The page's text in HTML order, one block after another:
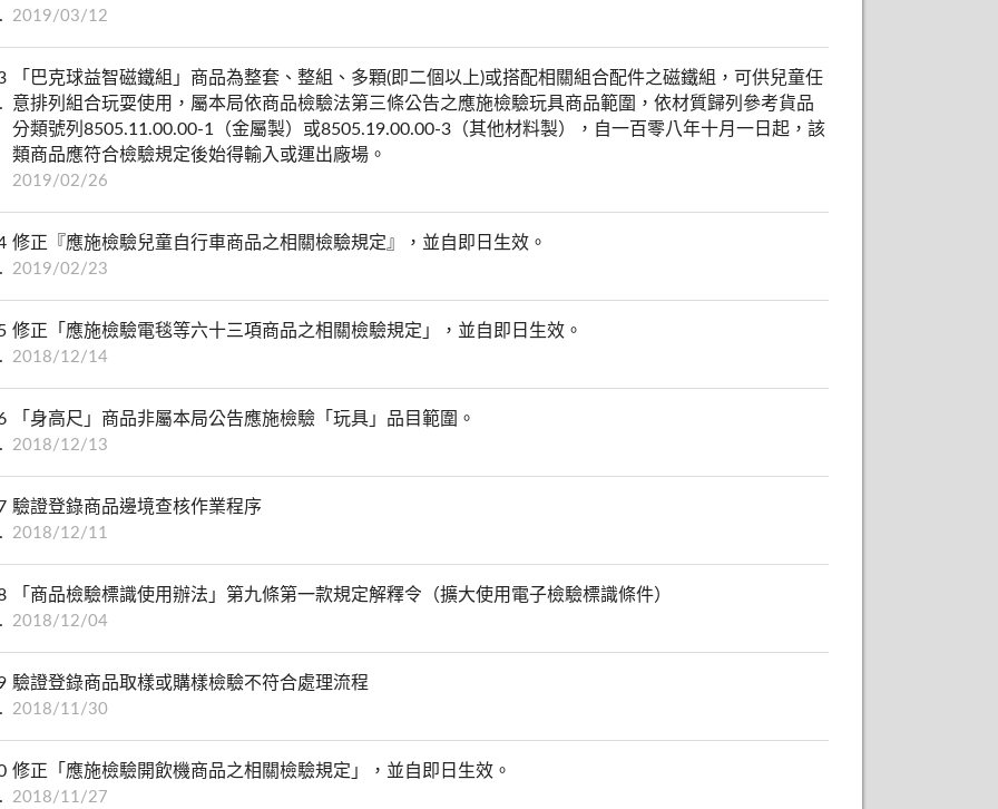
2019/03/12
「巴克球益智磁鐵組」商品為整套、整組、多顆(即二個以上)或搭配相關組合配件之磁鐵組，可供兒童任
意排列組合玩耍使用，屬本局依商品檢驗法第三條公告之應施檢驗玩具商品範圍，依材質歸列參考貨品
分類號列8505.11.00.00-1（金屬製）或8505.19.00.00-3（其他材料製），自一百零八年十月一日起，該
類商品應符合檢驗規定後始得輸入或運出廠場。
2019/02/26
修正『應施檢驗兒童自行車商品之相關檢驗規定』，並自即日生效。
2019/02/23
修正「應施檢驗電毯等六十三項商品之相關檢驗規定」，並自即日生效。
2018/12/14
「身高尺」商品非屬本局公告應施檢驗「玩具」品目範圍。
2018/12/13
驗證登錄商品邊境查核作業程序
2018/12/11
「商品檢驗標識使用辦法」第九條第一款規定解釋令（擴大使用電子檢驗標識條件）
2018/12/04
驗證登錄商品取樣或購樣檢驗不符合處理流程
2018/11/30
修正「應施檢驗開飲機商品之相關檢驗規定」，並自即日生效。
2018/11/27